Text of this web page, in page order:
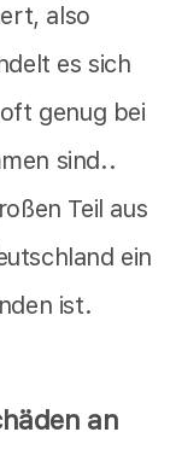
also
es sich
genug bei
sind..
Teil aus
ein
ist.
an